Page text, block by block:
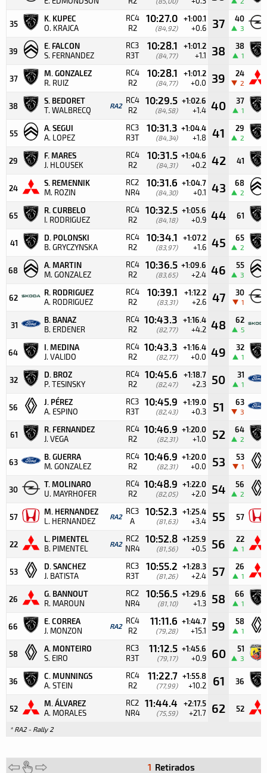
35
K. KUPEC
O. KRAJCA
RC4
R2
10:27.0
(84,92)
+1:00.1
+0.6 37 40
3
39
E. FALCON
S. FERNANDEZ
RC3
R3T
10:28.1
(84,77)
+1:01.2
+1.1 38 38
1
37
M. GONZALEZ
R. RUIZ
RC4
R2
10:28.1
(84,77)
+1:01.2
+0.0 39 24
2
38
S. BEDORET
T. WALBRECQ RA2
RC4
R2
10:29.5
(84,58)
+1:02.6
+1.4 40 37
1
55
A. SEGUI
A. LOPEZ
RC3
R3T
10:31.3
(84,34)
+1:04.4
+1.8 41 29
2
29
F. MARES
J. HLOUSEK
RC4
R2
10:31.5
(84,31)
+1:04.6
+0.2 42 41
24
S. REMENNIK
M. ROZIN
RC2
NR4
10:31.6
(84,30)
+1:04.7
+0.1 43 68
2
65
R. CURBELO
I. RODRIGUEZ
RC4
R2
10:32.5
(84,18)
+1:05.6
+0.9 44 61
41
D. POLONSKI
B. GRYCZYNSKA
RC4
R2
10:34.1
(83,97)
+1:07.2
+1.6 45 65
2
68
A. MARTIN
M. GONZALEZ
RC4
R2
10:36.5
(83,65)
+1:09.6
+2.4 46 55
3
62
R. RODRIGUEZ
A. RODRIGUEZ
RC4
R2
10:39.1
(83,31)
+1:12.2
+2.6 47 30
1
31
B. BANAZ
B. ERDENER
RC4
R2
10:43.3
(82,77)
+1:16.4
+4.2 48 62
5
64
I. MEDINA
J. VALIDO
RC4
R2
10:43.3
(82,77)
+1:16.4
+0.0 49 32
1
32
D. BROZ
P. TESINSKY
RC4
R2
10:45.6
(82,47)
+1:18.7
+2.3 50 31
1
56
J. PÉREZ
A. ESPINO
RC3
R3T
10:45.9
(82,43)
+1:19.0
+0.3 51 63
3
61
R. FERNANDEZ
J. VEGA
RC4
R2
10:46.9
(82,31)
+1:20.0
+1.0 52 64
2
63
B. GUERRA
M. GONZALEZ
RC4
R2
10:46.9
(82,31)
+1:20.0
+0.0 53 53
1
30
T. MOLINARO
U. MAYRHOFER
RC4
R2
10:48.9
(82,05)
+1:22.0
+2.0 54 56
2
57
M. HERNANDEZ
L. HERNANDEZ RA2
RC3
A
10:52.3
(81,63)
+1:25.4
+3.4 55 57
22
L. PIMENTEL
B. PIMENTEL RA2
RC2
NR4
10:52.8
(81,56)
+1:25.9
+0.5 56 22
1
53
D. SANCHEZ
J. BATISTA
RC3
R3T
10:55.2
(81,26)
+1:28.3
+2.4 57 26
1
26
G. BANNOUT
R. MAROUN
RC2
NR4
10:56.5
(81,10)
+1:29.6
+1.3 58 66
1
66
E. CORREA
J. MONZON RA2
RC4
R2
11:11.6
(79,28)
+1:44.7
+15.1 59 58
1
58
A. MONTEIRO
S. EIRO
RC3
R3T
11:12.5
(79,17)
+1:45.6
+0.9 60 51
3
36
C. MUNNINGS
A. STEIN
RC4
R2
11:22.7
(77,99)
+1:55.8
+10.2 61 36
52
M. ÁLVAREZ
A. MORALES
RC2
NR4
11:44.4
(75,59)
+2:17.5
+21.7 62 52
* RA2 - Rally 2
1 Retirados